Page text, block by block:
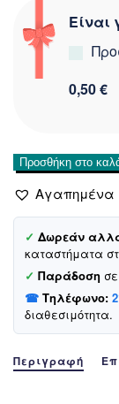
Είναι
0,50 €
Hashtag
παρκά
με
αποσπώμενη
κουκούλα
«Cool
Boy»
ποσότητα
Προσθήκη στο
Αγαπημένα
✓ Δωρεάν
καταστήματα
✓ Παράδοση
☎ Τηλέφωνο:
διαθεσιμότητα.
Περιγραφή